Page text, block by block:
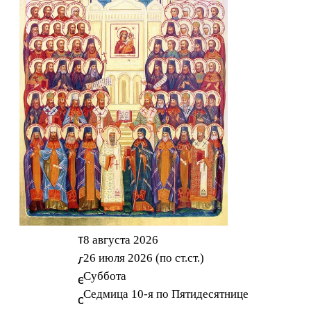
дочери.
Чтобы
уберечь
красивую
девушку
от
посторонних
взоров
и
вместе
с
тем
лишить
ее
общения
8 августа 2026
26 июля 2026 (по ст.ст.)
Суббота
Седмица 10-я по Пятидесятнице